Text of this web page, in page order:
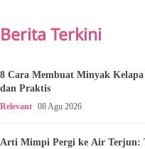
Berita Terkini
8 Cara Membuat Minyak
dan Praktis
Relevant 08 Agu 2026
Arti Mimpi Pergi ke Air Terjun: